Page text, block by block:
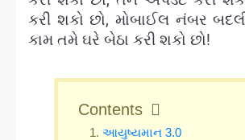
કરી શકો છો, મોબાઈલ નંબર
કામ તમે ઘરે બેઠા કરી શકો છો!
Contents
આયુષ્યમાન 3.0